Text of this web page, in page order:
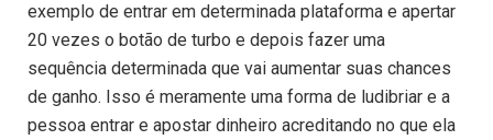
exemplo de entrar em determinada plataforma e apertar
20 vezes o botão de turbo e depois fazer uma
sequência determinada que vai aumentar suas chances
de ganho. Isso é meramente uma forma de ludibriar e a
pessoa entrar e apostar dinheiro acreditando no que ela